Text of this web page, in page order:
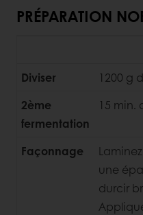
PRÉPARATION
Diviser
1200 g
2ème
fermentation
15 min.
Façonnage
une
durcir